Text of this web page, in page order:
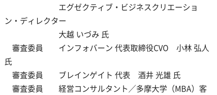
エグゼクティブ・ビジネスクリエーショ
ン・ディレクター
大越 いづみ 氏
審査委員 インフォバーン 代表取締役CVO 小林 弘人
氏
審査委員 ブレインゲイト 代表 酒井 光雄 氏
審査委員 経営コンサルタント／多摩大学（MBA）客